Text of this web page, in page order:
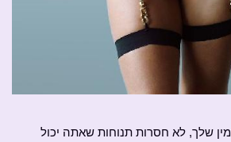
שלך, לא חסרות תנוחות שאתה יכול